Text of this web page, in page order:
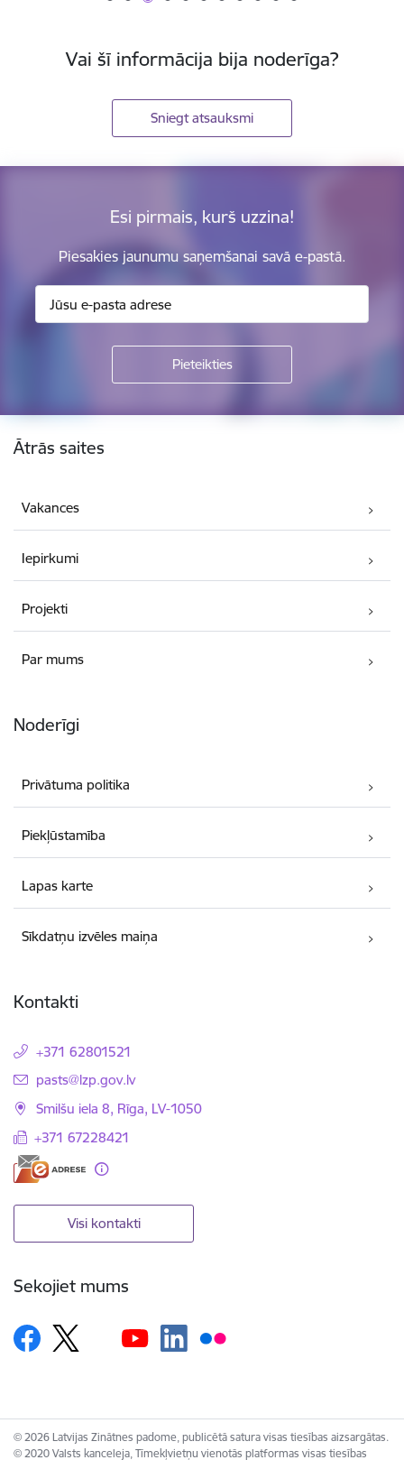
Vai šī informācija bija noderīga?
Sniegt atsauksmi
Esi pirmais, kurš uzzina!
Piesakies jaunumu saņemšanai savā e-pastā.
Kājene
Ātrās saites
Vakances
Iepirkumi
Projekti
Par mums
Noderīgi
Privātuma politika
Piekļūstamība
Lapas karte
Sīkdatņu izvēles maiņa
Kontakti
+371 62801521
E-pasts:
pasts@lzp.gov.lv
Smilšu iela 8, Rīga, LV-1050
+371 67228421
Visi kontakti
Sekojiet mums
© 2026 Latvijas Zinātnes padome, publicētā satura visas tiesības aizsargātas.
© 2020 Valsts kanceleja, Tīmekļvietņu vienotās platformas visas tiesības